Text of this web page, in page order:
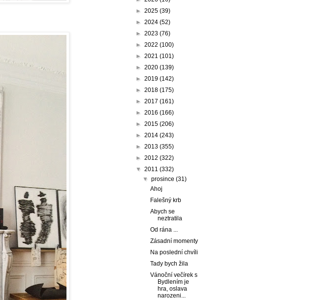
► 2025 (39)
► 2024 (52)
► 2023 (76)
► 2022 (100)
► 2021 (101)
► 2020 (139)
► 2019 (142)
► 2018 (175)
► 2017 (161)
► 2016 (166)
► 2015 (206)
► 2014 (243)
► 2013 (355)
► 2012 (322)
▼ 2011 (332)
▼prosince(31)
Ahoj
Falešný krb
Abych se
neztratila
Od rána ...
Zásadní momenty
Na poslední chvíli
Tady bych žila
Vánoční večírek s
Bydlením je
hra, oslava
narozeni...